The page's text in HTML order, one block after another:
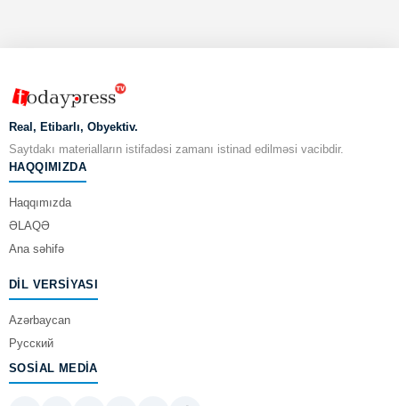
Real, Etibarlı, Obyektiv.
Saytdakı materialların istifadəsi zamanı istinad edilməsi vacibdir.
HAQQIMIZDA
Haqqımızda
ƏLAQƏ
Ana səhifə
DIL VERSIYASI
Azərbaycan
Русский
SOSIAL MEDIA